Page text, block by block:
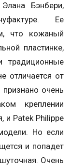
Бэнбери,
Ее
что кожаный
пластинке,
традиционные
отличается от
очень
креплении
и Patek Philippe
Но если
и попадет
Очень